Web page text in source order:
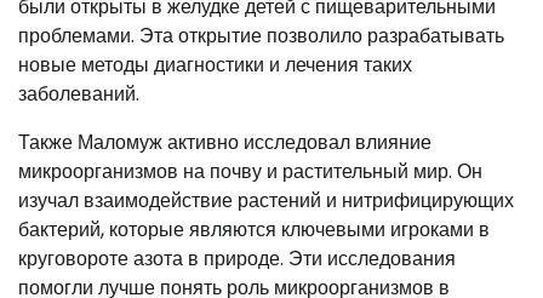
были открыты в желудке детей с пищеварительными
проблемами. Эта открытие позволило разрабатывать
новые методы диагностики и лечения таких
заболеваний.
Также Маломуж активно исследовал влияние
микроорганизмов на почву и растительный мир. Он
изучал взаимодействие растений и нитрифицирующих
бактерий, которые являются ключевыми игроками в
круговороте азота в природе. Эти исследования
помогли лучше понять роль микроорганизмов в